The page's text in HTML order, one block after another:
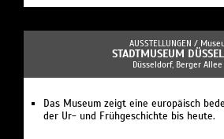
AUSSTELLUNGEN /
STADTMUSEUM
Düsseldorf, Berger Allee
Das Museum zeigt eine europäisch
der Ur- und Frühgeschichte bis heute.